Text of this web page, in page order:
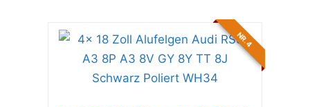
NR. 4